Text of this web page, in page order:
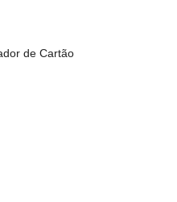
de Cartão